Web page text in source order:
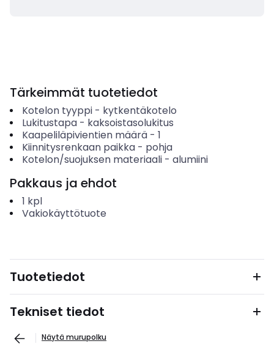
Tärkeimmät tuotetiedot
Kotelon tyyppi- kytkentäkotelo
Lukitustapa- kaksoistasolukitus
Kaapeliläpivientien määrä- 1
Kiinnitysrenkaan paikka- pohja
Kotelon/suojuksen materiaali- alumiini
Pakkaus ja ehdot
1 kpl
Vakiokäyttötuote
Tuotetiedot
Tekniset tiedot
Näytä murupolku